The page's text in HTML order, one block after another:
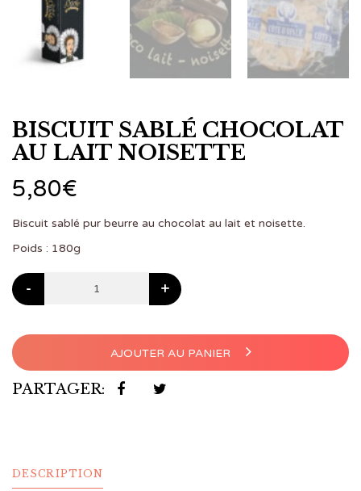
BISCUIT SABLÉ CHOCOLAT
AU LAIT NOISETTE
5,80€
Biscuit sablé pur beurre au chocolat au lait et noisette.
Poids : 180g
- +
AJOUTER AU PANIER
PARTAGER:
DESCRIPTION